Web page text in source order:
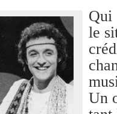
Qui
le
Un